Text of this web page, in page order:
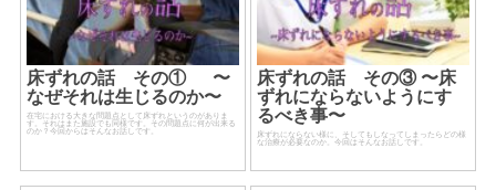
床ずれの話 その① 〜
なぜそれは生じるのか〜
在宅における大きな問題点として床ずれというのがありま
す。それはまた施設でも同様です。その問題点に何が出来る
のか？今回からはそんなお話しです。
床ずれの話 その③ 〜床
ずれにならないようにす
るべき事〜
床ずれにならない様に、そしてもしなってしまったらどの様
な治療が必要なのか。今回はそんなお話しです。